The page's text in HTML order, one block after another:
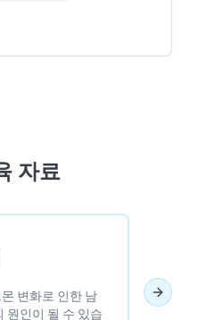
자료
변화로 인한 남
원인이 될 수 있습
다양한
Next slide